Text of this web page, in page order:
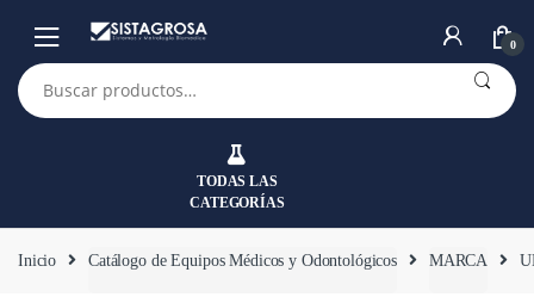
navegación
contenido
0
Buscar
por:
TODAS LAS
CATEGORÍAS
Inicio Catálogo de Equipos Médicos y Odontológicos MARCA